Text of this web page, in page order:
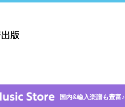
国内&輸入楽譜も豊富♪